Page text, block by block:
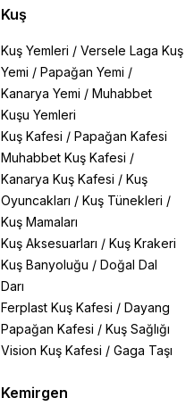
Kuş
Kuş Yemleri / Versele Laga Kuş
Yemi / Papağan Yemi /
Kanarya Yemi / Muhabbet
Kuşu Yemleri
Kuş Kafesi / Papağan Kafesi
Muhabbet Kuş Kafesi /
Kanarya Kuş Kafesi / Kuş
Oyuncakları / Kuş Tünekleri /
Kuş Mamaları
Kuş Aksesuarları / Kuş Krakeri
Kuş Banyoluğu / Doğal Dal
Darı
Ferplast Kuş Kafesi / Dayang
Papağan Kafesi / Kuş Sağlığı
Vision Kuş Kafesi / Gaga Taşı
Kemirgen